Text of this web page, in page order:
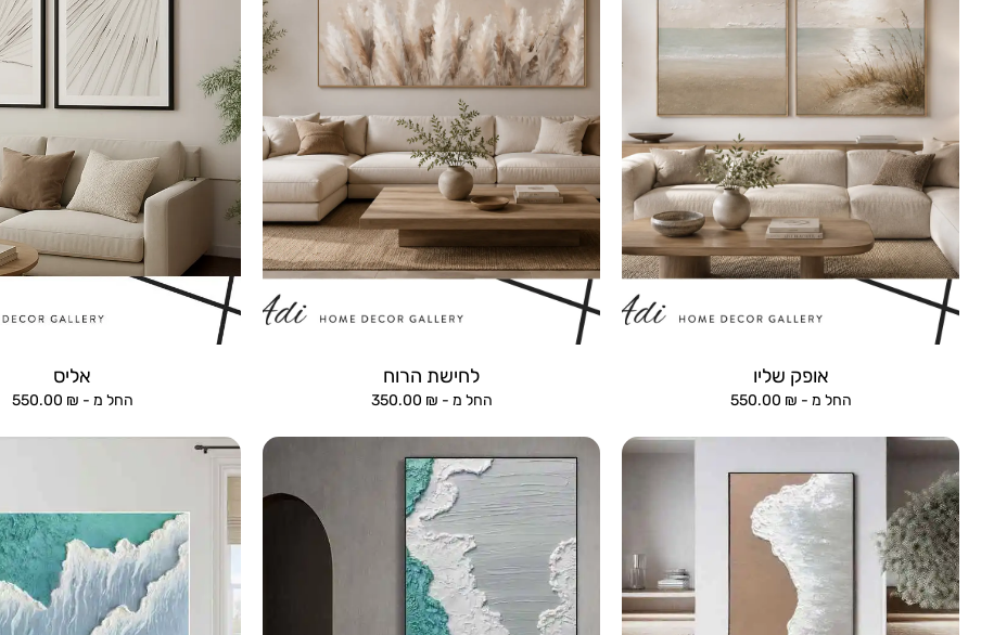
אופק שליו
החל מ - 550.00 ₪
לחישת הרוח
החל מ - 350.00 ₪
אליס
החל מ - 550.00 ₪